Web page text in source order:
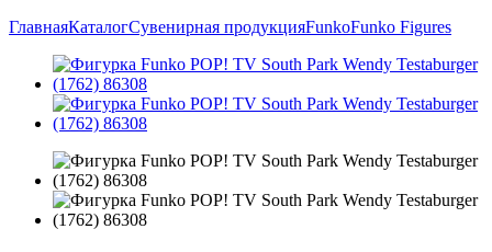
ГлавнаяКаталогСувенирная продукцияFunkoFunko Figures